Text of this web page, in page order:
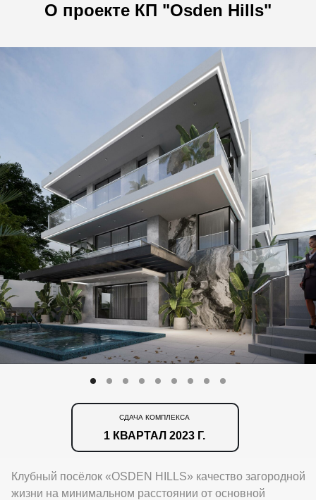
СДАЧА КОМПЛЕКСА
1 КВАРТАЛ 2023 Г.
О проекте КП "Osden Hills"
Клубный посёлок «OSDEN HILLS» качество загородной
жизни на минимальном расстоянии от основной